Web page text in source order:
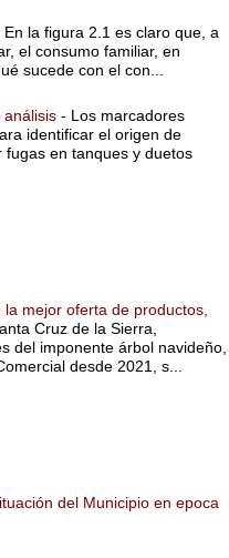
En la figura 2.1 es claro que, a
el consumo familiar, en
sucede con el con...
análisis - Los marcadores
identificar el origen de
en tanques y duetos
mejor oferta de productos,
Cruz de la Sierra,
del imponente árbol navideño,
desde 2021, s...
del Municipio en epoca